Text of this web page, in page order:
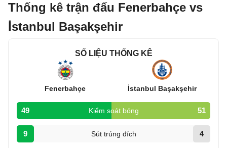
Thống kê trận đấu Fenerbahçe vs
İstanbul Başakşehir
SỐ LIỆU THỐNG KÊ
Fenerbahçe İstanbul Başakşehir
49 Kiểm soát bóng 51
9 Sút trúng đích 4